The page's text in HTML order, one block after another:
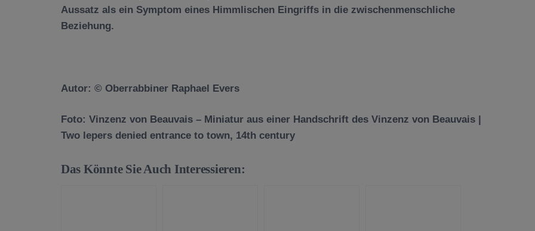
Aussatz als ein Symptom eines Himmlischen Eingriffs in die zwischenmenschliche
Beziehung.
Autor: © Oberrabbiner Raphael Evers
Foto: Vinzenz von Beauvais – Miniatur aus einer Handschrift des Vinzenz von Beauvais |
Two lepers denied entrance to town, 14th century
Das Könnte Sie Auch Interessieren: